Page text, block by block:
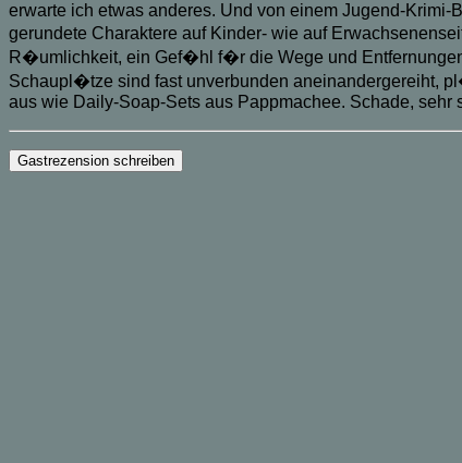
erwarte ich etwas anderes. Und von einem Jugend-
gerundete Charaktere auf Kinder- wie auf
R�umlichkeit, ein Gef�hl f�r die Wege und
Schaupl�tze sind fast unverbunden aneinandergereiht,
aus wie Daily-Soap-Sets aus Pappmachee. Schade, sehr